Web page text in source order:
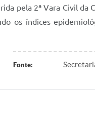
pela 2ª Vara Civil da
os índices
Fonte: